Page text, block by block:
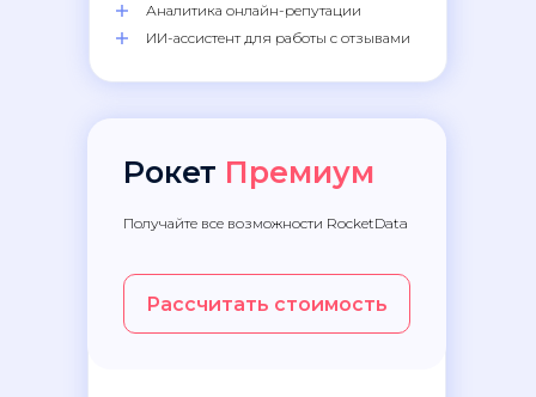
Аналитика онлайн-репутации
ИИ-ассистент для работы с отзывами
Рокет Премиум
Получайте все возможности RocketData
Рассчитать стоимость